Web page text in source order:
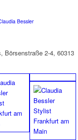
Bessler
Börsenstraße 2-4, 60313